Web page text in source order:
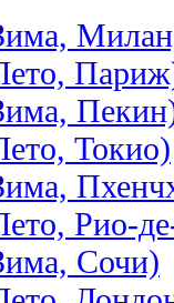
Токио)
Рио-
Сочи)